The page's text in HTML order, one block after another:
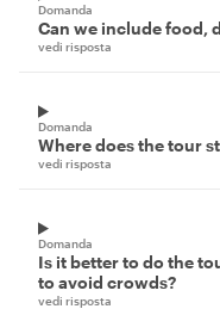
Domanda
Can we include food,
vedi risposta
Domanda
Where does the tour
vedi risposta
Domanda
Is it better to do the
to avoid crowds?
vedi risposta